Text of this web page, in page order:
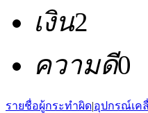
เงิน2
ความดี0
รายชื่อผู้กระทำผิด|อุปกรณ์เค